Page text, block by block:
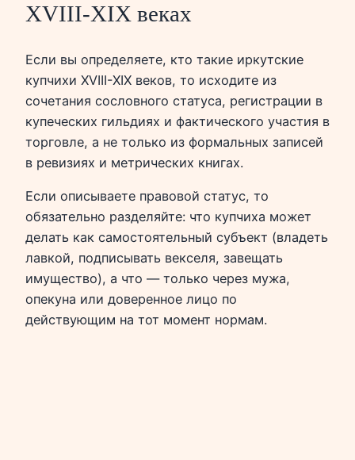
XVIII-XIX веках
Если вы определяете, кто такие иркутские
купчихи XVIII-XIX веков, то исходите из
сочетания сословного статуса, регистрации в
купеческих гильдиях и фактического участия в
торговле, а не только из формальных записей
в ревизиях и метрических книгах.
Если описываете правовой статус, то
обязательно разделяйте: что купчиха может
делать как самостоятельный субъект (владеть
лавкой, подписывать векселя, завещать
имущество), а что — только через мужа,
опекуна или доверенное лицо по
действующим на тот момент нормам.